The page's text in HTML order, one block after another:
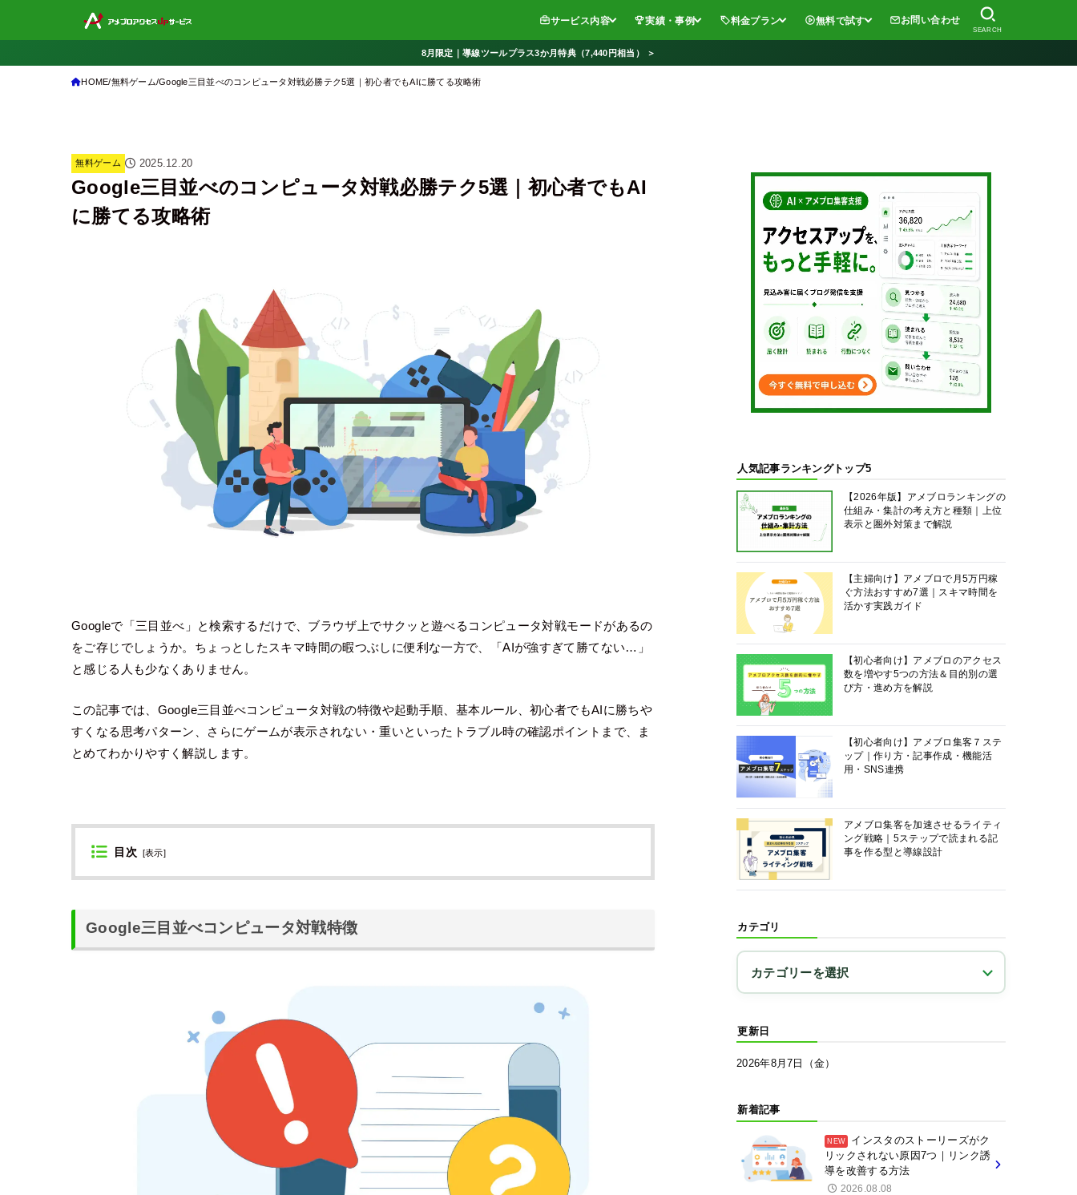
サービス内容 実績・事例 料金プラン 無料で試す お問い合わせ
SEARCH
8月限定｜導線ツールプラス3か月特典（7,440円相当） ＞
HOME 無料ゲーム Google三目並べのコンピュータ対戦必勝テク5選｜初心者でもAIに勝てる攻略術
無料ゲーム 2025.12.20
Google三目並べのコンピュータ対戦必勝テク5選｜初心者でもAI
に勝てる攻略術
Googleで「三目並べ」と検索するだけで、ブラウザ上でサクッと遊べるコンピュータ対戦モードがあるの
をご存じでしょうか。ちょっとしたスキマ時間の暇つぶしに便利な一方で、「AIが強すぎて勝てない…」
と感じる人も少なくありません。
この記事では、Google三目並べコンピュータ対戦の特徴や起動手順、基本ルール、初心者でもAIに勝ちや
すくなる思考パターン、さらにゲームが表示されない・重いといったトラブル時の確認ポイントまで、ま
とめてわかりやすく解説します。
目次 [表示]
Google三目並べコンピュータ対戦特徴
人気記事ランキングトップ5
【2026年版】アメブロランキングの
仕組み・集計の考え方と種類｜上位
表示と圏外対策まで解説
【主婦向け】アメブロで月5万円稼
ぐ方法おすすめ7選｜スキマ時間を
活かす実践ガイド
【初心者向け】アメブロのアクセス
数を増やす5つの方法＆目的別の選
び方・進め方を解説
【初心者向け】アメブロ集客７ステ
ップ｜作り方・記事作成・機能活
用・SNS連携
アメブロ集客を加速させるライティ
ング戦略｜5ステップで読まれる記
事を作る型と導線設計
カテゴリ
更新日
2026年8月7日（金）
新着記事
インスタのストーリーズがク
リックされない原因7つ｜リンク誘
導を改善する方法
2026.08.08